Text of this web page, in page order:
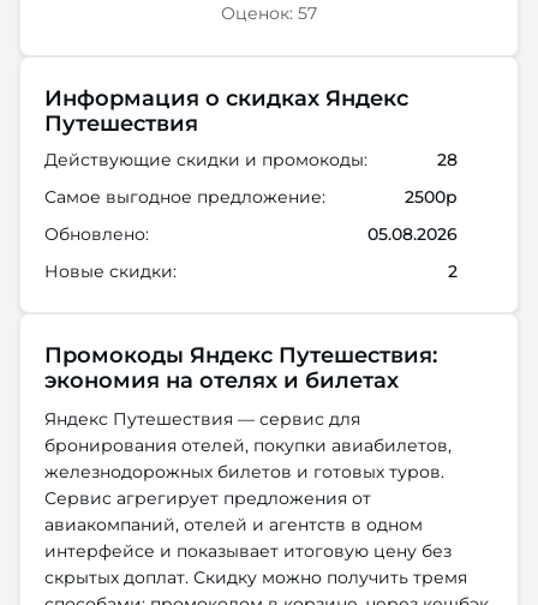
Оценок: 57
Информация о скидках Яндекс
Путешествия
Действующие скидки и промокоды:
28
Самое выгодное предложение:
2500р
Обновлено:
05.08.2026
Новые скидки:
2
Промокоды Яндекс Путешествия:
экономия на отелях и билетах
Яндекс Путешествия — сервис для
бронирования отелей, покупки авиабилетов,
железнодорожных билетов и готовых туров.
Сервис агрегирует предложения от
авиакомпаний, отелей и агентств в одном
интерфейсе и показывает итоговую цену без
скрытых доплат. Скидку можно получить тремя